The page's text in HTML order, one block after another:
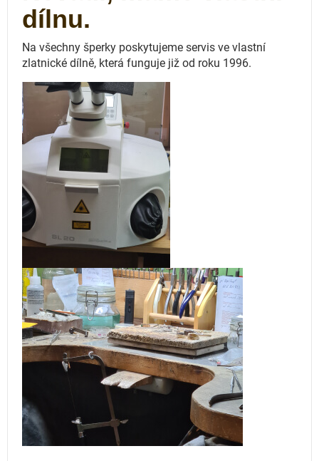
dílnu.
Na všechny šperky poskytujeme servis ve vlastní
zlatnické dílně, která funguje již od roku 1996.